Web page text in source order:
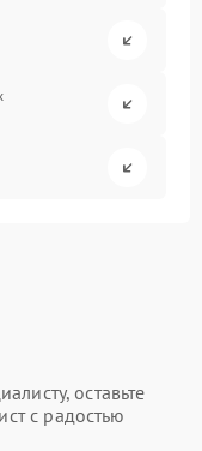
оставьте
с радостью